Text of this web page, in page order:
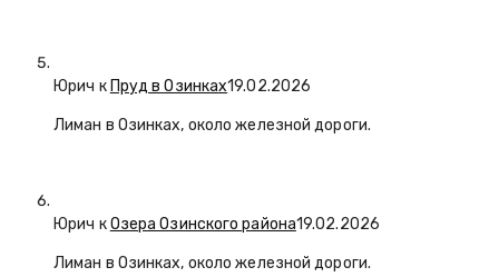
Юрич к Пруд в Озинках19.02.2026
Лиман в Озинках, около железной дороги.
Юрич кОзера Озинского района19.02.2026
Лиман в Озинках, около железной дороги.